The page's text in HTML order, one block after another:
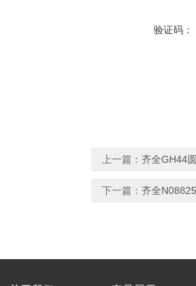
验证码：
上一篇： 齐全GH44
下一篇： 齐全